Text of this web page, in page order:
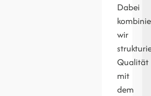
Dabei
wir
Qualität
mit
dem